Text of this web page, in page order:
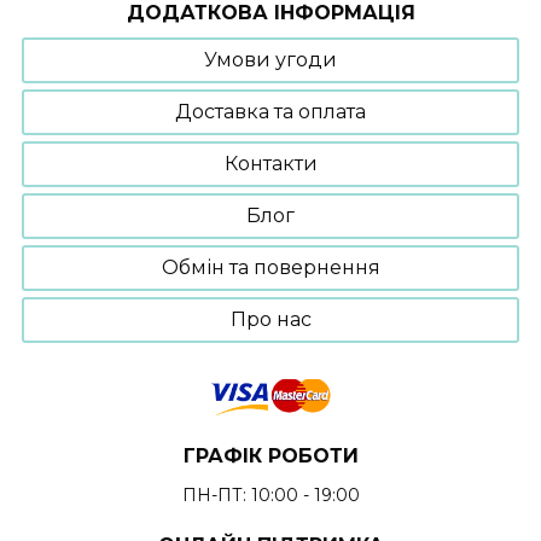
сторінці
ДОДАТКОВА ІНФОРМАЦІЯ
Умови угоди
Доставка та оплата
Контакти
Блог
Обмін та повернення
Про нас
ГРАФІК РОБОТИ
ПН-ПТ: 10:00 - 19:00